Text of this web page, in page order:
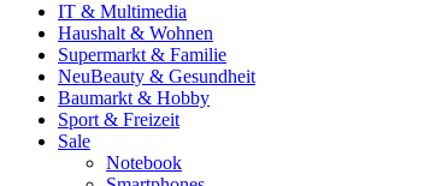
IT & Multimedia
Haushalt & Wohnen
Supermarkt & Familie
NeuBeauty & Gesundheit
Baumarkt & Hobby
Sport & Freizeit
Sale
Notebook